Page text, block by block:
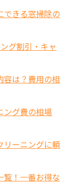
できる窓掃除の
グ割引・キャ
容は？費用の相
ング費の相場
リーニングに頼
覧！一番お得な